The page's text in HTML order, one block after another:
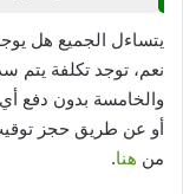
يتساءل الجميع هل
نعم، توجد تكلفة يتم
والخامسة بدون دفع
أو عن طريق حجز
من هنا.